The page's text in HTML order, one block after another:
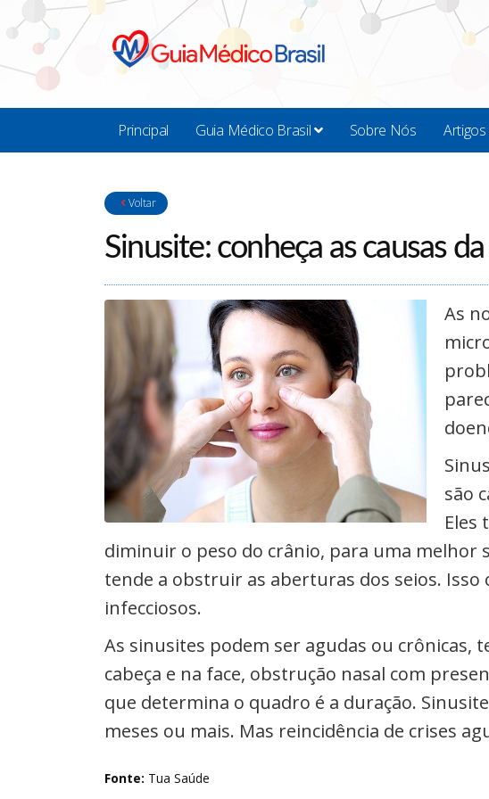
Principal Guia Médico Brasil Sobre Nós
Voltar
Sinusite: conheça as causas
As
são
Eles
diminuir o peso do crânio, para uma melhor
tende a obstruir as aberturas dos seios. Isso
infecciosos.
As sinusites podem ser agudas ou crônicas,
cabeça e na face, obstrução nasal com
que determina o quadro é a duração.
meses ou mais. Mas reincidência de crises
Fonte: Tua Saúde